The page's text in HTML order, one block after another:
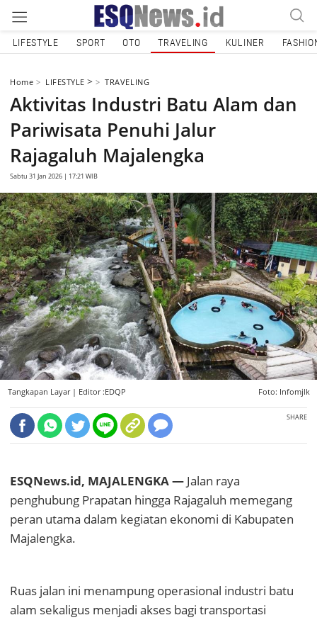
LIFESTYLE SPORT OTO TRAVELING KULINER
Home LIFESTYLE> TRAVELING
Aktivitas Industri Batu Alam dan
Pariwisata Penuhi Jalur
Rajagaluh Majalengka
Sabtu 31 Jan 2026 | 17:21 WIB
Tangkapan Layar | Editor :EDQP Foto: Infomjlk
SHARE
ESQNews.id, MAJALENGKA — Jalan raya
penghubung Prapatan hingga Rajagaluh memegang
peran utama dalam kegiatan ekonomi di Kabupaten
Majalengka.
Ruas jalan ini menampung operasional industri batu
alam sekaligus menjadi akses bagi transportasi